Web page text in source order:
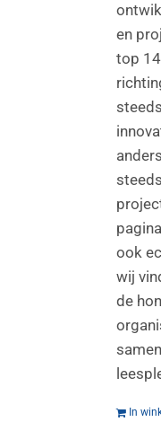
en
top
ook
wij
de
In